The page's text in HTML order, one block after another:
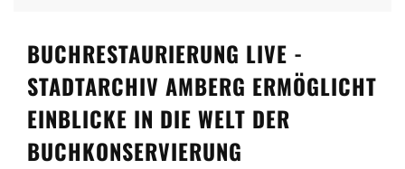
BUCHRESTAURIERUNG LIVE -
STADTARCHIV AMBERG ERMÖGLICHT
EINBLICKE IN DIE WELT DER
BUCHKONSERVIERUNG